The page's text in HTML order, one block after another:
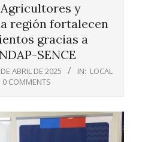
y
región fortalecen
gracias a
SENCE
ABRIL DE 2025 IN: LOCAL
0 COMMENTS